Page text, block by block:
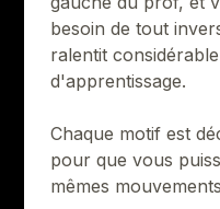
Groove#5 - Calçadas -
Groove#5 - Calçadas
Pulse
Groove#5 - Calçadas
besoin de tout
ralentit
d'apprentissage.
Chaque motif est
pour que vous
mêmes